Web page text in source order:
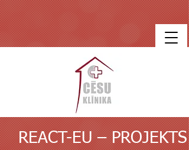
REACT-EU – PROJEKTS